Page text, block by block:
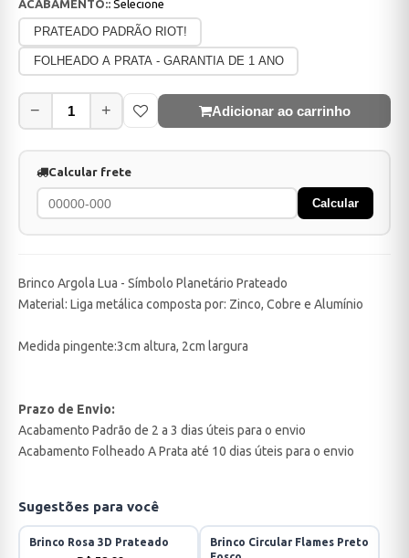
ACABAMENTO:: Selecione
PRATEADO PADRÃO RIOT!
FOLHEADO A PRATA - GARANTIA DE 1 ANO
− + Adicionar ao carrinho
Calcular frete
Calcular
Brinco Argola Lua - Símbolo Planetário Prateado
Material: Liga metálica composta por: Zinco, Cobre e Alumínio
Medida pingente:3cm altura, 2cm largura
Prazo de Envio:
Acabamento Padrão de 2 a 3 dias úteis para o envio
Acabamento Folheado A Prata até 10 dias úteis para o envio
Sugestões para você
Brinco Rosa 3D Prateado
Brinco Circular Flames Preto